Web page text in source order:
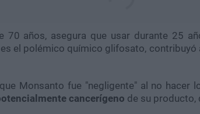
70 años, asegura que usar durante 25
el polémico químico glifosato,
Monsanto fue "negligente" al no hacer
cancerígeno de su producto,